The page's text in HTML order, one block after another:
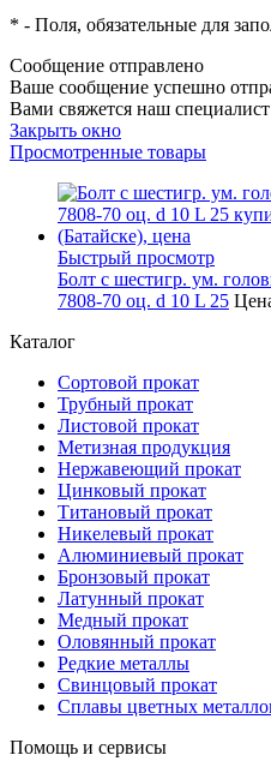
* - Поля, обязательные для
Сообщение отправлено
Ваше сообщение успешно
Вами свяжется наш специалист
Закрыть окно
Просмотренные товары
Быстрый просмотр
Болт с шестигр. ум.
7808-70 оц. d 10 L 25
Каталог
Сортовой прокат
Трубный прокат
Листовой прокат
Метизная продукция
Нержавеющий прокат
Цинковый прокат
Титановый прокат
Никелевый прокат
Алюминиевый прокат
Бронзовый прокат
Латунный прокат
Медный прокат
Оловянный прокат
Редкие металлы
Свинцовый прокат
Сплавы цветных
Помощь и сервисы